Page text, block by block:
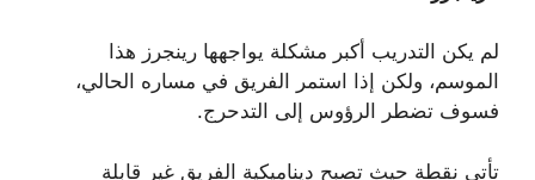
لم يكن التدريب أكبر مشكلة يواجهها رينجرز هذا
الموسم، ولكن إذا استمر الفريق في مساره الحالي،
فسوف تضطر الرؤوس إلى التدحرج.
تأتي نقطة حيث تصبح ديناميكية الفريق غير قابلة